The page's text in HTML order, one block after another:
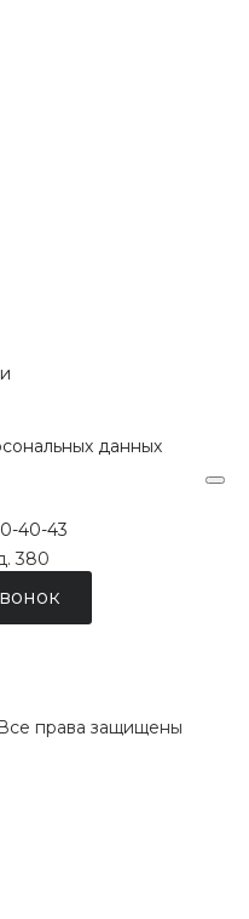
данных
40-43
380
права защищены